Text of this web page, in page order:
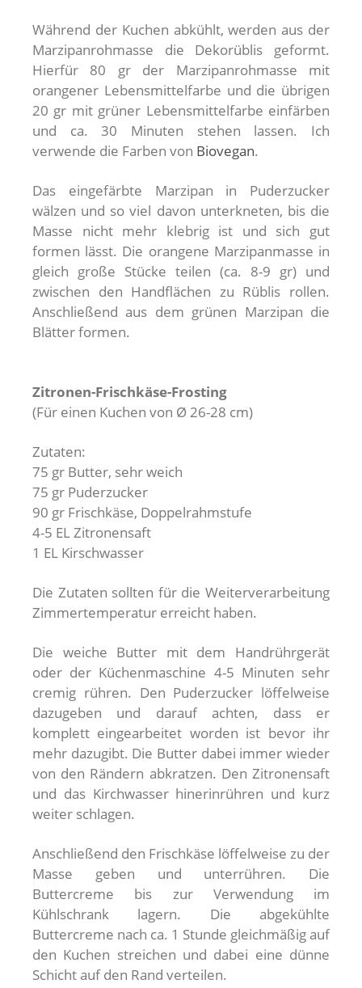
Während der Kuchen abkühlt, werden aus der
Marzipanrohmasse die Dekorüblis geformt.
Hierfür 80 gr der Marzipanrohmasse mit
orangener Lebensmittelfarbe und die übrigen
20 gr mit grüner Lebensmittelfarbe einfärben
und ca. 30 Minuten stehen lassen. Ich
verwende die Farben von Biovegan.
Das eingefärbte Marzipan in Puderzucker
wälzen und so viel davon unterkneten, bis die
Masse nicht mehr klebrig ist und sich gut
formen lässt. Die orangene Marzipanmasse in
gleich große Stücke teilen (ca. 8-9 gr) und
zwischen den Handflächen zu Rüblis rollen.
Anschließend aus dem grünen Marzipan die
Blätter formen.
Zitronen-Frischkäse-Frosting
(Für einen Kuchen von Ø 26-28 cm)
Zutaten:
75 gr Butter, sehr weich
75 gr Puderzucker
90 gr Frischkäse, Doppelrahmstufe
4-5 EL Zitronensaft
1 EL Kirschwasser
Die Zutaten sollten für die Weiterverarbeitung
Zimmertemperatur erreicht haben.
Die weiche Butter mit dem Handrührgerät
oder der Küchenmaschine 4-5 Minuten sehr
cremig rühren. Den Puderzucker löffelweise
dazugeben und darauf achten, dass er
komplett eingearbeitet worden ist bevor ihr
mehr dazugibt. Die Butter dabei immer wieder
von den Rändern abkratzen. Den Zitronensaft
und das Kirchwasser hinerinrühren und kurz
weiter schlagen.
Anschließend den Frischkäse löffelweise zu der
Masse geben und unterrühren. Die
Buttercreme bis zur Verwendung im
Kühlschrank lagern. Die abgekühlte
Buttercreme nach ca. 1 Stunde gleichmäßig auf
den Kuchen streichen und dabei eine dünne
Schicht auf den Rand verteilen.